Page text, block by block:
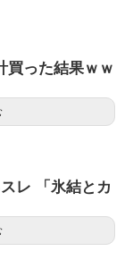
買った結果ｗｗ
レ 「氷結とカ